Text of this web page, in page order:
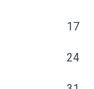
17
24